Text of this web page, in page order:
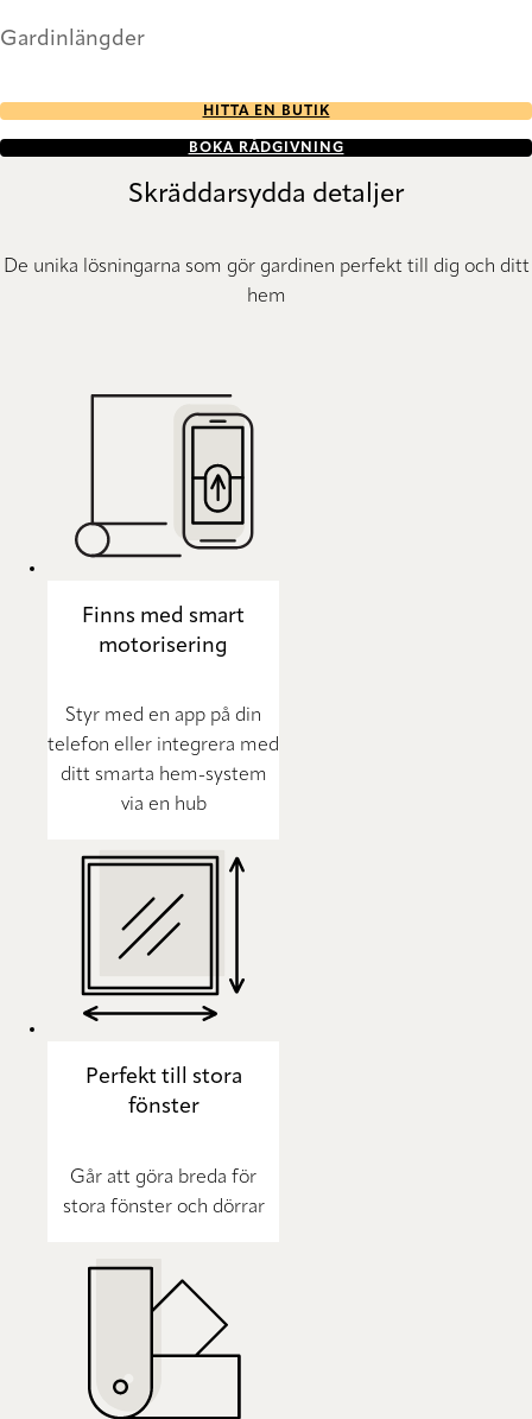
Gardinlängder
HITTA EN BUTIK
BOKA RÅDGIVNING
Skräddarsydda detaljer
De unika lösningarna som gör gardinen perfekt till dig och ditt
hem
Finns med smart
motorisering
Styr med en app på din
telefon eller integrera med
ditt smarta hem-system
via en hub
Perfekt till stora
fönster
Går att göra breda för
stora fönster och dörrar